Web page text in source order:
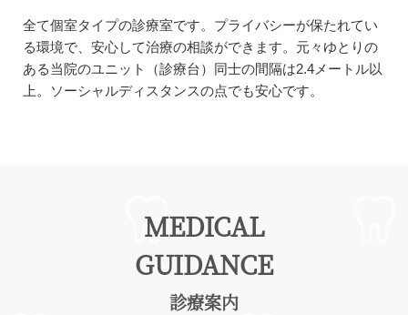
全て個室タイプの診療室です。プライバシーが保たれてい
る環境で、安心して治療の相談ができます。元々ゆとりの
ある当院のユニット（診療台）同士の間隔は2.4メートル以
上。ソーシャルディスタンスの点でも安心です。
MEDICAL
GUIDANCE
診療案内